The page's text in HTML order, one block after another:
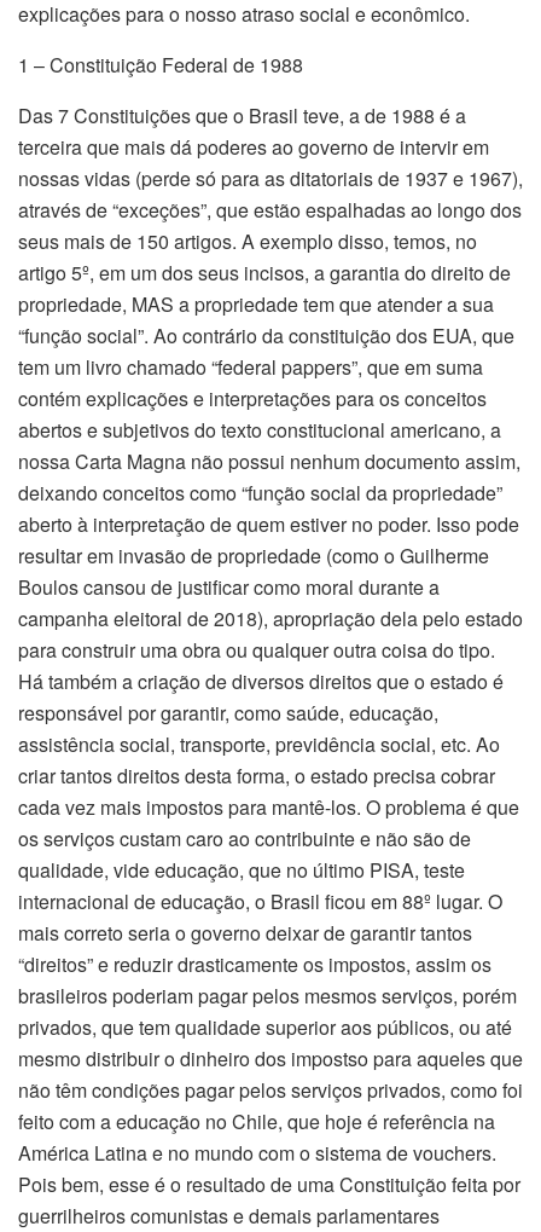
explicações para o nosso atraso social e econômico.
1 – Constituição Federal de 1988
Das 7 Constituições que o Brasil teve, a de 1988 é a
terceira que mais dá poderes ao governo de intervir em
nossas vidas (perde só para as ditatoriais de 1937 e 1967),
através de “exceções”, que estão espalhadas ao longo dos
seus mais de 150 artigos. A exemplo disso, temos, no
artigo 5º, em um dos seus incisos, a garantia do direito de
propriedade, MAS a propriedade tem que atender a sua
“função social”. Ao contrário da constituição dos EUA, que
tem um livro chamado “federal pappers”, que em suma
contém explicações e interpretações para os conceitos
abertos e subjetivos do texto constitucional americano, a
nossa Carta Magna não possui nenhum documento assim,
deixando conceitos como “função social da propriedade”
aberto à interpretação de quem estiver no poder. Isso pode
resultar em invasão de propriedade (como o Guilherme
Boulos cansou de justificar como moral durante a
campanha eleitoral de 2018), apropriação dela pelo estado
para construir uma obra ou qualquer outra coisa do tipo.
Há também a criação de diversos direitos que o estado é
responsável por garantir, como saúde, educação,
assistência social, transporte, previdência social, etc. Ao
criar tantos direitos desta forma, o estado precisa cobrar
cada vez mais impostos para mantê-los. O problema é que
os serviços custam caro ao contribuinte e não são de
qualidade, vide educação, que no último PISA, teste
internacional de educação, o Brasil ficou em 88º lugar. O
mais correto seria o governo deixar de garantir tantos
“direitos” e reduzir drasticamente os impostos, assim os
brasileiros poderiam pagar pelos mesmos serviços, porém
privados, que tem qualidade superior aos públicos, ou até
mesmo distribuir o dinheiro dos impostso para aqueles que
não têm condições pagar pelos serviços privados, como foi
feito com a educação no Chile, que hoje é referência na
América Latina e no mundo com o sistema de vouchers.
Pois bem, esse é o resultado de uma Constituição feita por
guerrilheiros comunistas e demais parlamentares